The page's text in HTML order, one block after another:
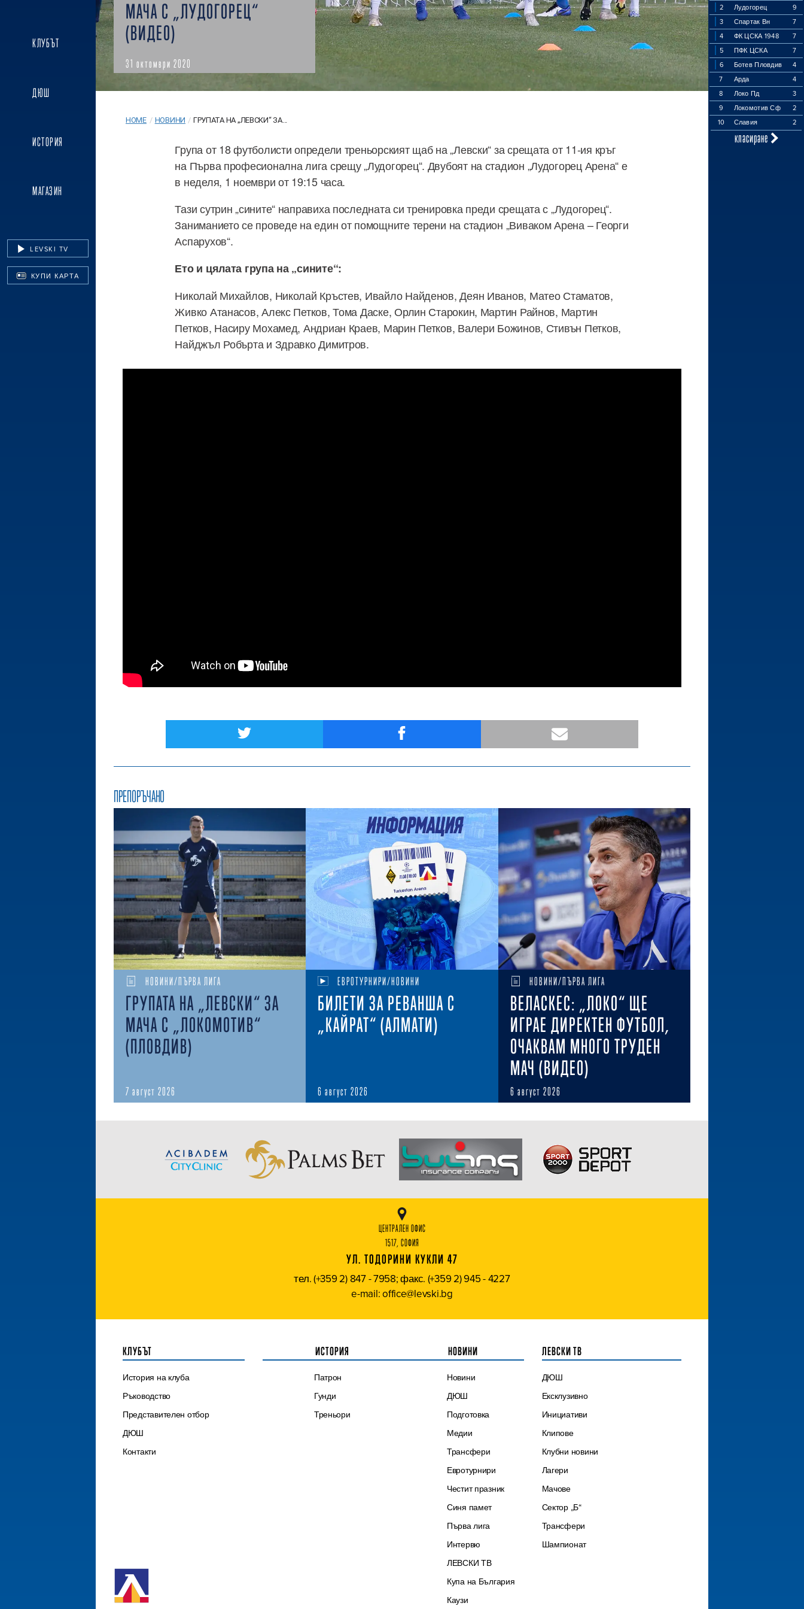
КЛУБЪТ
ДЮШ
ИСТОРИЯ
МАГАЗИН
LEVSKI TV
КУПИ КАРТА
2 Лудогорец
9
3
Спартак Вн
7
4
ФК ЦСКА 1948
7
5
ПФК ЦСКА
7
6
Ботев Пловдив
4
7
Арда
4
8
Локо Пд
3
9
Локомотив Сф
2
10
Славия 2
класиране
МАЧА С „ЛУДОГОРЕЦ“
(ВИДЕО)
31 октомври 2020
HOME / НОВИНИ / ГРУПАТА НА „ЛЕВСКИ“ ЗА...
Група от 18 футболисти определи треньорският щаб на „Левски“ за срещата от 11-ия кръг
на Първа професионална лига срещу „Лудогорец“. Двубоят на стадион „Лудогорец Арена“ е
в неделя, 1 ноември от 19:15 часа.
Тази сутрин „сините“ направиха последната си тренировка преди срещата с „Лудогорец“.
Заниманието се проведе на един от помощните терени на стадион „Виваком Арена – Георги
Аспарухов“.
Ето и цялата група на „сините“:
Николай Михайлов, Николай Кръстев, Ивайло Найденов, Деян Иванов, Матео Стаматов,
Живко Атанасов, Алекс Петков, Тома Даске, Орлин Старокин, Мартин Райнов, Мартин
Петков, Насиру Мохамед, Андриан Краев, Марин Петков, Валери Божинов, Стивън Петков,
Найджъл Робърта и Здравко Димитров.
ПРЕПОРЪЧАНО
НОВИНИ/ПЪРВА ЛИГА
ГРУПАТА НА „ЛЕВСКИ“ ЗА
МАЧА С „ЛОКОМОТИВ“
(ПЛОВДИВ)
7 август 2026
ЕВРОТУРНИРИ/НОВИНИ
БИЛЕТИ ЗА РЕВАНША С
„КАЙРАТ“ (АЛМАТИ)
6 август 2026
НОВИНИ/ПЪРВА ЛИГА
ВЕЛАСКЕС: „ЛОКО“ ЩЕ
ИГРАЕ ДИРЕКТЕН ФУТБОЛ,
ОЧАКВАМ МНОГО ТРУДЕН
МАЧ (ВИДЕО)
6 август 2026
ЦЕНТРАЛЕН ОФИС
1517, СОФИЯ
УЛ. ТОДОРИНИ КУКЛИ 47
тел. (+359 2) 847 - 7958; факс. (+359 2) 945 - 4227
e-mail: office@levski.bg
КЛУБЪТ
История на клуба
Ръководство
Представителен отбор
ДЮШ
Контакти
ИСТОРИЯ
Патрон
Гунди
Треньори
НОВИНИ
Новини
ДЮШ
Подготовка
Медии
Трансфери
Евротурнири
Честит празник
Синя памет
Първа лига
Интервю
ЛЕВСКИ ТВ
Купа на България
Каузи
ЛЕВСКИ ТВ
ДЮШ
Ексклузивно
Инициативи
Клипове
Клубни новини
Лагери
Мачове
Сектор „Б“
Трансфери
Шампионат